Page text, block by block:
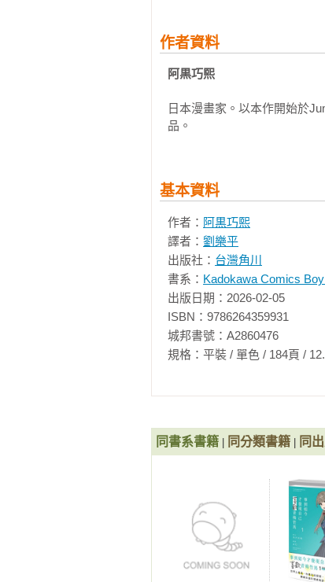
作者資料
阿黒巧熙
日本漫畫家。以本作開始於
品。
基本資料
作者： 阿黒巧熙
譯者： 劉樂平
出版社： 台灣角川
書系： Kadokawa Comics
出版日期：2026-02-05
ISBN：9786264359931
城邦書號：A2860476
規格：平裝 / 單色 / 184
同書系書籍 同分類書籍 同